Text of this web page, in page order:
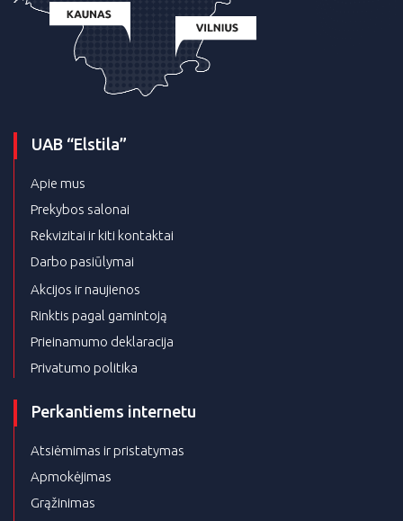
UAB “Elstila”
Apie mus
Prekybos salonai
Rekvizitai ir kiti kontaktai
Darbo pasiūlymai
Akcijos ir naujienos
Rinktis pagal gamintoją
Prieinamumo deklaracija
Privatumo politika
Perkantiems internetu
Atsiėmimas ir pristatymas
Apmokėjimas
Grąžinimas